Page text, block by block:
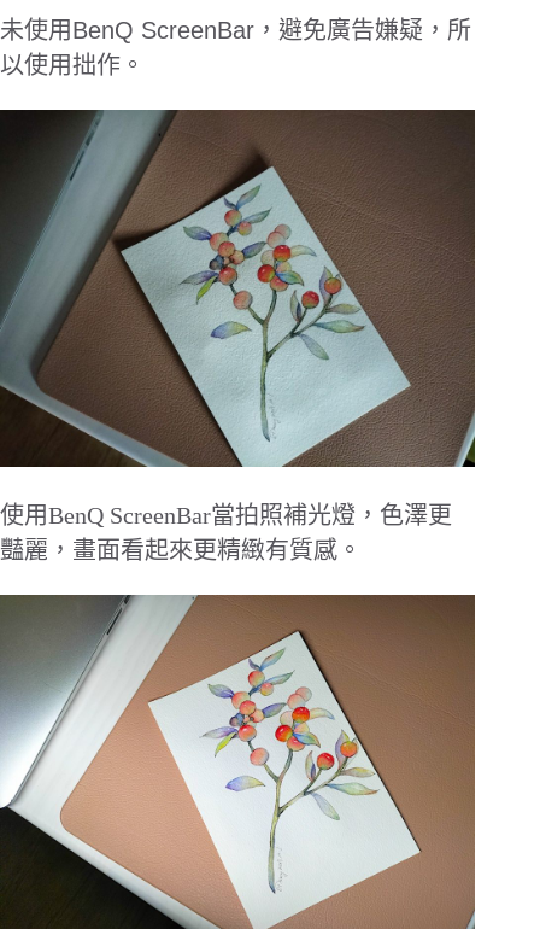
未使用BenQ ScreenBar， 避免廣告嫌疑，所
以使用拙作。
使用BenQ ScreenBar當拍照補光燈，色澤更
豔麗，畫面看起來更精緻有質感 。